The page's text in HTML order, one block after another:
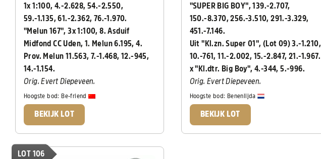
1x 1:100, 4.-2.628, 54.-2.550,
59.-1.135, 61.-2.362, 76.-1.970.
"Melun 167", 3x 1:100,8. Asduif
Midfond CC Uden, 1. Melun 6.195, 4.
Prov. Melun 11.563, 7.-1.468, 12.-945,
14.-1.154.
Orig. Evert Diepeveen.
Hoogste bod:Be-friend
BEKIJK LOT
"SUPER BIG BOY", 139.-2.707,
150.-8.370, 256.-3.510, 291.-3.329,
451.-7.146.
Uit "Kl.zn. Super 01", (Lot 09) 3.-1.210,
10.-761, 11.-2.002, 15.-2.847, 21.-1.967.
x "Kl.dtr. Big Boy", 4.-344, 5.-996.
Orig. Evert Diepeveen.
Hoogste bod: Benenlijda
BEKIJK LOT
LOT 106